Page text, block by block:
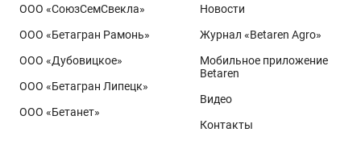
ООО «СоюзСемСвекла»
ООО «Бетагран Рамонь»
ООО «Дубовицкое»
ООО «Бетагран Липецк»
ООО «Бетанет»
Новости
Журнал «Betaren Agro»
Мобильное приложение
Betaren
Видео
Контакты